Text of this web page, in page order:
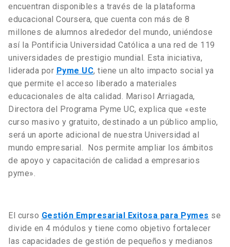
encuentran disponibles a través de la plataforma
educacional Coursera, que cuenta con más de 8
millones de alumnos alrededor del mundo, uniéndose
así la Pontificia Universidad Católica a una red de 119
universidades de prestigio mundial. Esta iniciativa,
liderada por Pyme UC, tiene un alto impacto social ya
que permite el acceso liberado a materiales
educacionales de alta calidad. Marisol Arriagada,
Directora del Programa Pyme UC, explica que «este
curso masivo y gratuito, destinado a un público amplio,
será un aporte adicional de nuestra Universidad al
mundo empresarial. Nos permite ampliar los ámbitos
de apoyo y capacitación de calidad a empresarios
pyme».
El curso Gestión Empresarial Exitosa para Pymes se
divide en 4 módulos y tiene como objetivo fortalecer
las capacidades de gestión de pequeños y medianos